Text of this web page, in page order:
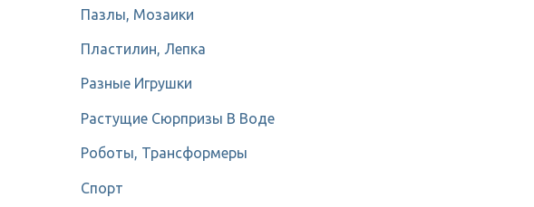
Пазлы, Мозаики
Пластилин, Лепка
Разные Игрушки
Растущие Сюрпризы В Воде
Роботы, Трансформеры
Спорт